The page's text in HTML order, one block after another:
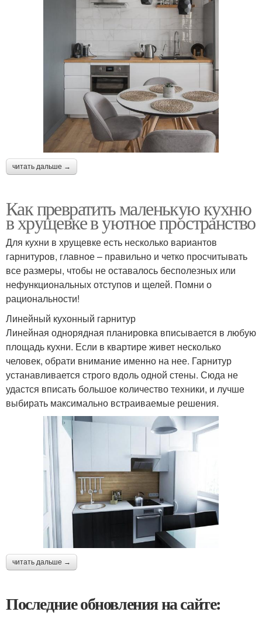
читать дальше →
Как превратить маленькую кухню
в хрущевке в уютное пространство
Для кухни в хрущевке есть несколько вариантов
гарнитуров, главное – правильно и четко просчитывать
все размеры, чтобы не оставалось бесполезных или
нефункциональных отступов и щелей. Помни о
рациональности!
Линейный кухонный гарнитур
Линейная однорядная планировка вписывается в любую
площадь кухни. Если в квартире живет несколько
человек, обрати внимание именно на нее. Гарнитур
устанавливается строго вдоль одной стены. Сюда не
удастся вписать большое количество техники, и лучше
выбирать максимально встраиваемые решения.
читать дальше →
Последние обновления на сайте: